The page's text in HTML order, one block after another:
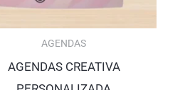
AGENDAS
AGENDAS CREATIVA